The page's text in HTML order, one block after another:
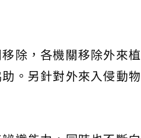
除，各機關移除外來植
。另針對外來入侵動物